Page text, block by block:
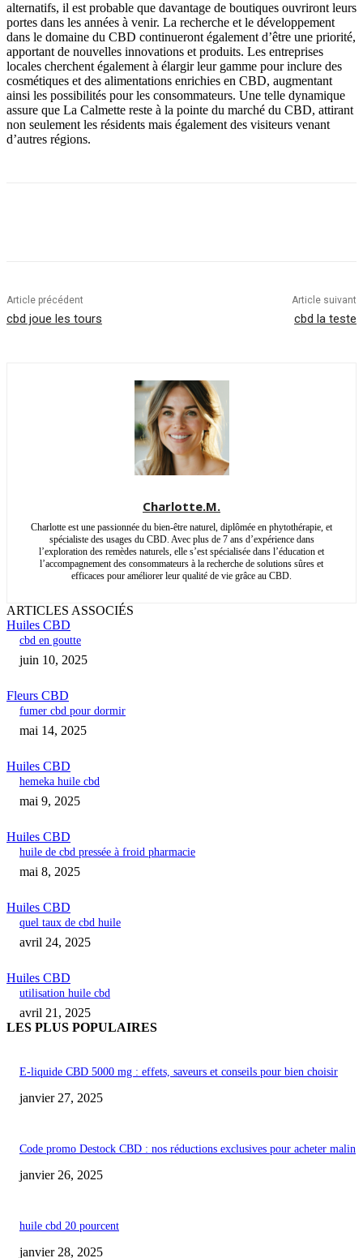
alternatifs, il est probable que davantage de boutiques ouvriront leurs
portes dans les années à venir. La recherche et le développement
dans le domaine du CBD continueront également d’être une priorité,
apportant de nouvelles innovations et produits. Les entreprises
locales cherchent également à élargir leur gamme pour inclure des
cosmétiques et des alimentations enrichies en CBD, augmentant
ainsi les possibilités pour les consommateurs. Une telle dynamique
assure que La Calmette reste à la pointe du marché du CBD, attirant
non seulement les résidents mais également des visiteurs venant
d’autres régions.
Article précédent
cbd joue les tours
Article suivant
cbd la teste
Charlotte.M.
Charlotte est une passionnée du bien-être naturel, diplômée en phytothérapie, et
spécialiste des usages du CBD. Avec plus de 7 ans d’expérience dans
l’exploration des remèdes naturels, elle s’est spécialisée dans l’éducation et
l’accompagnement des consommateurs à la recherche de solutions sûres et
efficaces pour améliorer leur qualité de vie grâce au CBD.
ARTICLES ASSOCIÉS
Huiles CBD
cbd en goutte
juin 10, 2025
Fleurs CBD
fumer cbd pour dormir
mai 14, 2025
Huiles CBD
hemeka huile cbd
mai 9, 2025
Huiles CBD
huile de cbd pressée à froid pharmacie
mai 8, 2025
Huiles CBD
quel taux de cbd huile
avril 24, 2025
Huiles CBD
utilisation huile cbd
avril 21, 2025
LES PLUS POPULAIRES
E-liquide CBD 5000 mg : effets, saveurs et conseils pour bien choisir
janvier 27, 2025
Code promo Destock CBD : nos réductions exclusives pour acheter malin
janvier 26, 2025
huile cbd 20 pourcent
janvier 28, 2025